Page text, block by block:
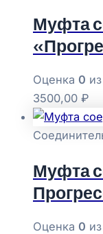
Муфта
Оценка 0
3500,00 ₽
Муфта
Оценка 0